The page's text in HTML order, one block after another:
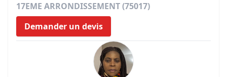
17EME ARRONDISSEMENT (75017)
Demander un devis